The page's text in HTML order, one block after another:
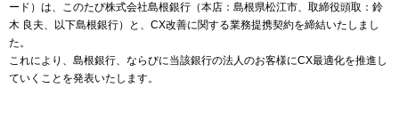
ード）は、このたび株式会社島根銀行（本店：島根県松江市、取締役頭取：鈴
木 良夫、以下島根銀行）と、CX改善に関する業務提携契約を締結いたしまし
た。
これにより、島根銀行、ならびに当該銀行の法人のお客様にCX最適化を推進し
ていくことを発表いたします。